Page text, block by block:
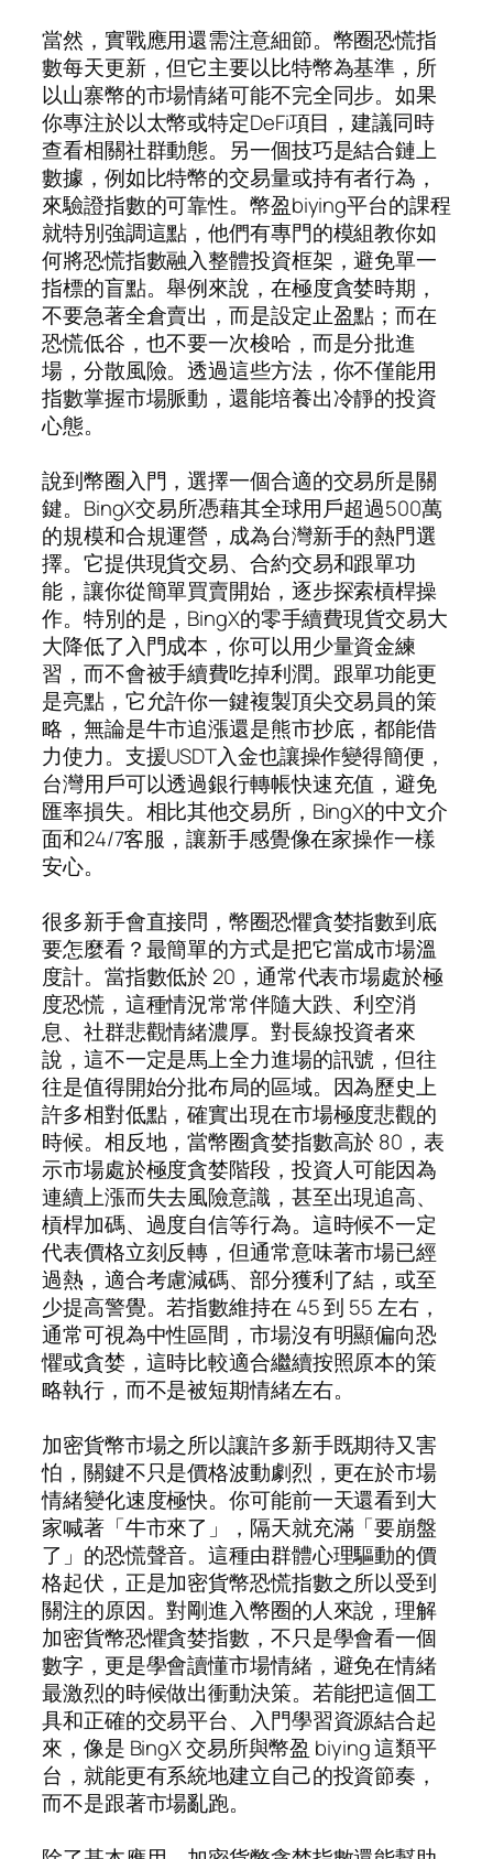
當然，實戰應用還需注意細節。幣圈恐慌指
數每天更新，但它主要以比特幣為基準，所
以山寨幣的市場情緒可能不完全同步。如果
你專注於以太幣或特定DeFi項目，建議同時
查看相關社群動態。另一個技巧是結合鏈上
數據，例如比特幣的交易量或持有者行為，
來驗證指數的可靠性。幣盈biying平台的課程
就特別強調這點，他們有專門的模組教你如
何將恐慌指數融入整體投資框架，避免單一
指標的盲點。舉例來說，在極度貪婪時期，
不要急著全倉賣出，而是設定止盈點；而在
恐慌低谷，也不要一次梭哈，而是分批進
場，分散風險。透過這些方法，你不僅能用
指數掌握市場脈動，還能培養出冷靜的投資
心態。
說到幣圈入門，選擇一個合適的交易所是關
鍵。BingX交易所憑藉其全球用戶超過500萬
的規模和合規運營，成為台灣新手的熱門選
擇。它提供現貨交易、合約交易和跟單功
能，讓你從簡單買賣開始，逐步探索槓桿操
作。特別的是，BingX的零手續費現貨交易大
大降低了入門成本，你可以用少量資金練
習，而不會被手續費吃掉利潤。跟單功能更
是亮點，它允許你一鍵複製頂尖交易員的策
略，無論是牛市追漲還是熊市抄底，都能借
力使力。支援USDT入金也讓操作變得簡便，
台灣用戶可以透過銀行轉帳快速充值，避免
匯率損失。相比其他交易所，BingX的中文介
面和24/7客服，讓新手感覺像在家操作一樣
安心。
很多新手會直接問，幣圈恐懼貪婪指數到底
要怎麼看？最簡單的方式是把它當成市場溫
度計。當指數低於 20，通常代表市場處於極
度恐慌，這種情況常常伴隨大跌、利空消
息、社群悲觀情緒濃厚。對長線投資者來
說，這不一定是馬上全力進場的訊號，但往
往是值得開始分批布局的區域。因為歷史上
許多相對低點，確實出現在市場極度悲觀的
時候。相反地，當幣圈貪婪指數高於 80，表
示市場處於極度貪婪階段，投資人可能因為
連續上漲而失去風險意識，甚至出現追高、
槓桿加碼、過度自信等行為。這時候不一定
代表價格立刻反轉，但通常意味著市場已經
過熱，適合考慮減碼、部分獲利了結，或至
少提高警覺。若指數維持在 45 到 55 左右，
通常可視為中性區間，市場沒有明顯偏向恐
懼或貪婪，這時比較適合繼續按照原本的策
略執行，而不是被短期情緒左右。
加密貨幣市場之所以讓許多新手既期待又害
怕，關鍵不只是價格波動劇烈，更在於市場
情緒變化速度極快。你可能前一天還看到大
家喊著「牛市來了」，隔天就充滿「要崩盤
了」的恐慌聲音。這種由群體心理驅動的價
格起伏，正是加密貨幣恐慌指數之所以受到
關注的原因。對剛進入幣圈的人來說，理解
加密貨幣恐懼貪婪指數，不只是學會看一個
數字，更是學會讀懂市場情緒，避免在情緒
最激烈的時候做出衝動決策。若能把這個工
具和正確的交易平台、入門學習資源結合起
來，像是 BingX 交易所與幣盈 biying 這類平
台，就能更有系統地建立自己的投資節奏，
而不是跟著市場亂跑。